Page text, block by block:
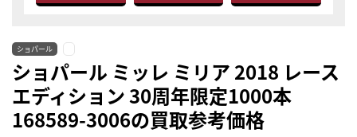
ショパール
ショパール ミッレ ミリア 2018 レース
エディション 30周年限定1000本
168589-3006の買取参考価格